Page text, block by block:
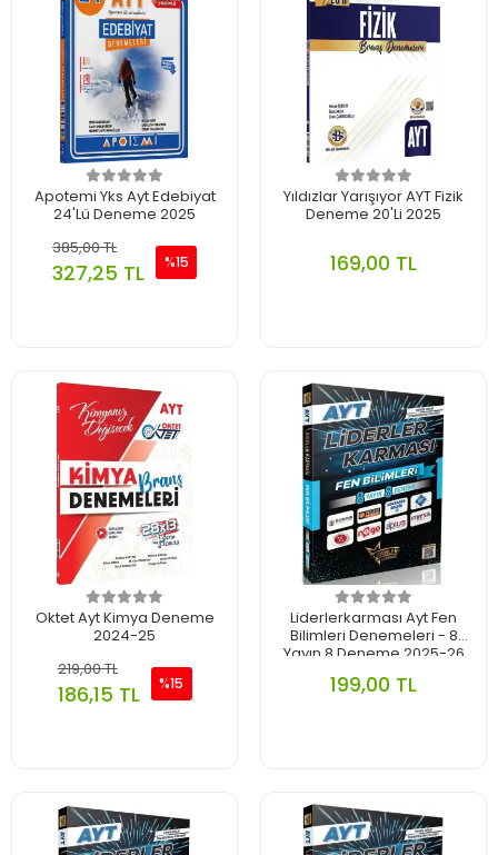
Apotemi Yks Ayt Edebiyat
24'Lü Deneme 2025
385,00 TL
327,25 TL %15
Yıldızlar Yarışıyor AYT Fizik
Deneme 20'Li 2025
169,00 TL
Oktet Ayt Kimya Deneme
2024-25
219,00 TL
186,15 TL %15
Liderlerkarması Ayt Fen
Bilimleri Denemeleri - 8
Yayın 8 Deneme 2025-26
199,00 TL